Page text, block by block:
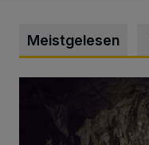
Meistgelesen